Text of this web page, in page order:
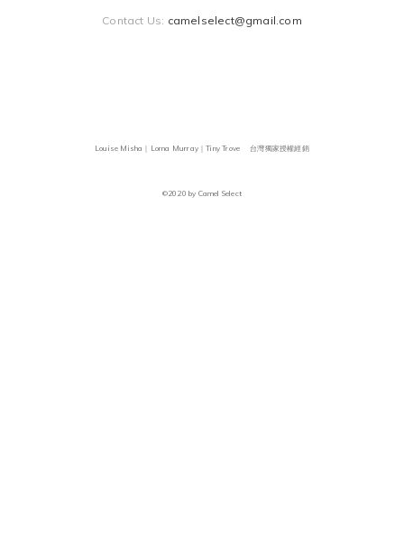
Contact Us: camelselect@gmail.com
Louise Misha｜Lorna Murray｜Tiny Trove 台灣獨家授權經銷
©2020 by Camel Select